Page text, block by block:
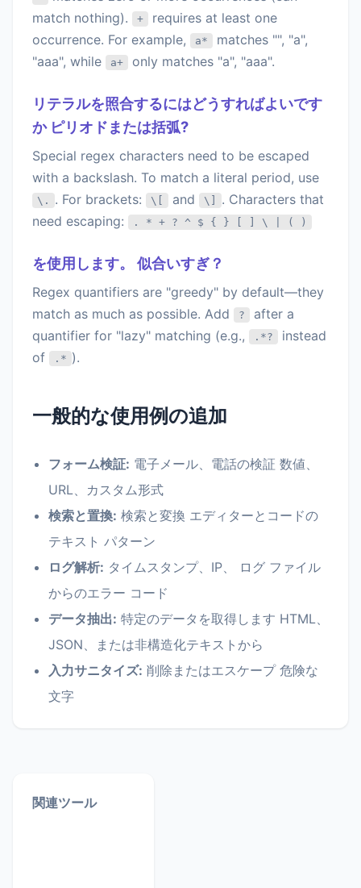
match nothing).
+
requires at least one
occurrence. For example,
a*
matches "", "a",
"aaa", while
a+ only matches "a", "aaa".
リテラルを照合するにはどうすればよいです
か ピリオドまたは括弧?
Special regex characters need to be escaped
with a backslash. To match a literal period, use
\. . For brackets: \[ and \]
. Characters that
need escaping:
. * + ? ^ $ { } [ ] \ | ( )
を使用します。 似合いすぎ？
Regex quantifiers are "greedy" by default—they
match as much as possible. Add
?
after a
quantifier for "lazy" matching (e.g.,
.*?
instead
of
.* ).
一般的な使用例の追加
フォーム検証: 電子メール、電話の検証 数値、
URL、カスタム形式
検索と置換: 検索と変換 エディターとコードの
テキスト パターン
ログ解析: タイムスタンプ、IP、 ログ ファイル
からのエラー コード
データ抽出: 特定のデータを取得します HTML、
JSON、または非構造化テキストから
入力サニタイズ: 削除またはエスケープ 危険な
文字
関連ツール